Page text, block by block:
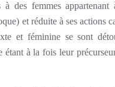
des femmes appartenant
et réduite à ses actions
et féminine se sont
étant à la fois leur